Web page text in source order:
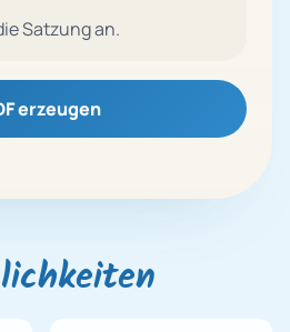
Satzung an.
erzeugen